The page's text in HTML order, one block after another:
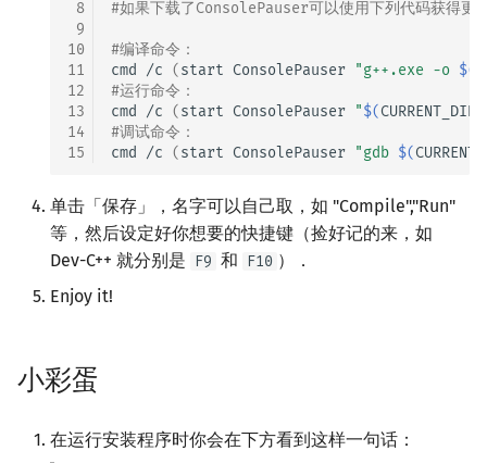
8
9
10
11
12
13
14
15
#如果下载了ConsolePauser可以使用下列代码获得更
#编译命令：
cmd
/c (start ConsolePauser "g++.exe -o $(
#运行命令：
cmd
/c (start ConsolePauser "$(
#调试命令：
cmd
/c (start ConsolePauser "gdb $(
单击「保存」，名字可以自己取，如 "Compile","Run"
等，然后设定好你想要的快捷键（捡好记的来，如
Dev-C++ 就分别是 F9 和 F10 ）．
Enjoy it!
小彩蛋
在运行安装程序时你会在下方看到这样一句话：